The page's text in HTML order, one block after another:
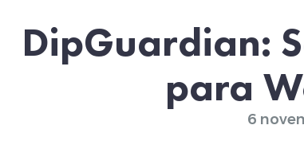
DipGuardian:
para
6